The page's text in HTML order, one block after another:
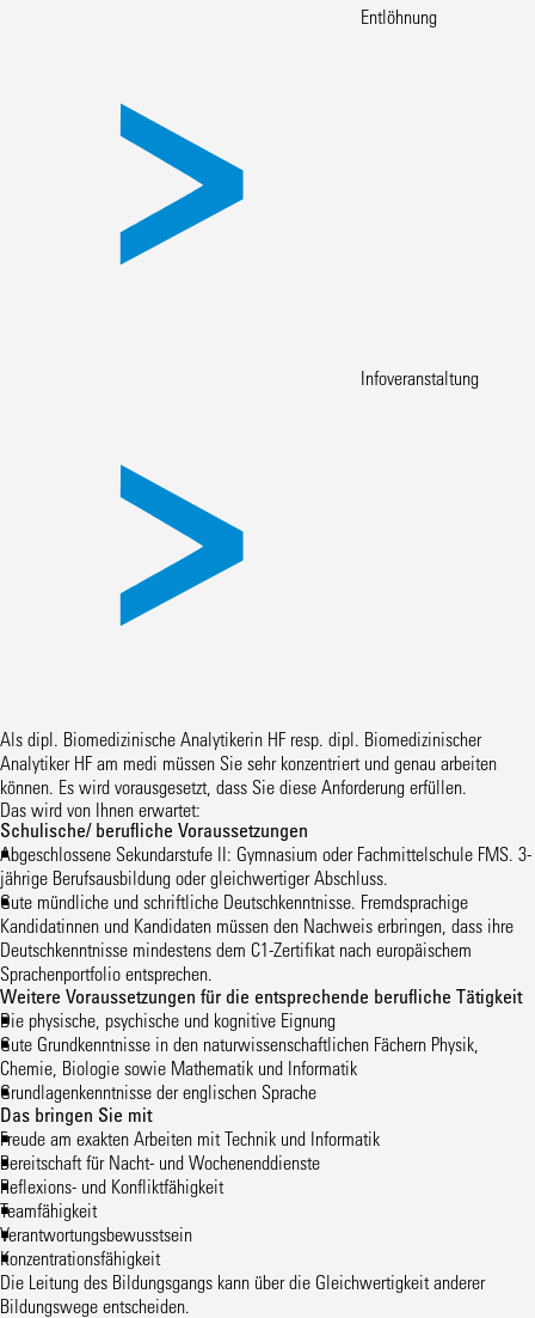
Entlöhnung
Infoveranstaltung
Als dipl. Biomedizinische Analytikerin HF resp. dipl. Biomedizinischer
Analytiker HF am medi müssen Sie sehr konzentriert und genau arbeiten
können. Es wird vorausgesetzt, dass Sie diese Anforderung erfüllen.
Das wird von Ihnen erwartet:
Schulische/ berufliche Voraussetzungen
Abgeschlossene Sekundarstufe II: Gymnasium oder Fachmittelschule FMS. 3-
jährige Berufsausbildung oder gleichwertiger Abschluss.
Gute mündliche und schriftliche Deutschkenntnisse. Fremdsprachige
Kandidatinnen und Kandidaten müssen den Nachweis erbringen, dass ihre
Deutschkenntnisse mindestens dem C1-Zertifikat nach europäischem
Sprachenportfolio entsprechen.
Weitere Voraussetzungen für die entsprechende berufliche Tätigkeit
Die physische, psychische und kognitive Eignung
Gute Grundkenntnisse in den naturwissenschaftlichen Fächern Physik,
Chemie, Biologie sowie Mathematik und Informatik
Grundlagenkenntnisse der englischen Sprache
Das bringen Sie mit
Freude am exakten Arbeiten mit Technik und Informatik
Bereitschaft für Nacht- und Wochenenddienste
Reflexions- und Konfliktfähigkeit
Teamfähigkeit
Verantwortungsbewusstsein
Konzentrationsfähigkeit
Die Leitung des Bildungsgangs kann über die Gleichwertigkeit anderer
Bildungswege entscheiden.